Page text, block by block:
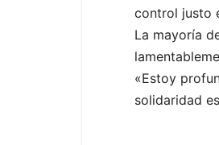
control justo
La mayoría
«Estoy
solidaridad